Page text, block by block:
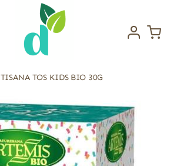
TISANA TOS KIDS BIO 30G